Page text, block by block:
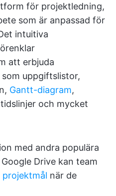
för projektledning,
som är anpassad för
intuitiva
att erbjuda
uppgiftslistor,
Gantt-diagram,
och mycket
med andra populära
Drive kan team
projektmål när de